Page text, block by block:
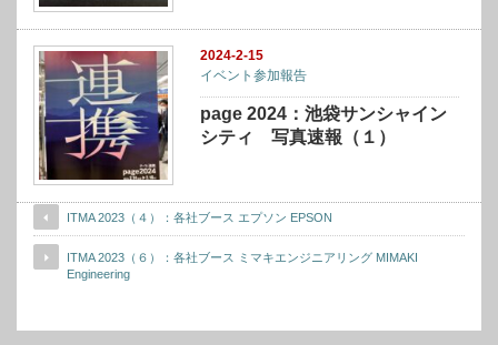
2024-2-15
イベント参加報告
page 2024：池袋サンシャイン
シティ 写真速報（１）
ITMA 2023（４）：各社ブース エプソン EPSON
ITMA 2023（６）：各社ブース ミマキエンジニアリング MIMAKI
Engineering